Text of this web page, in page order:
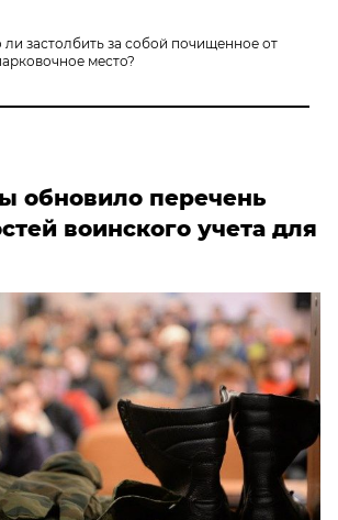
застолбить за собой почищенное от
место?
обновило перечень
воинского учета для